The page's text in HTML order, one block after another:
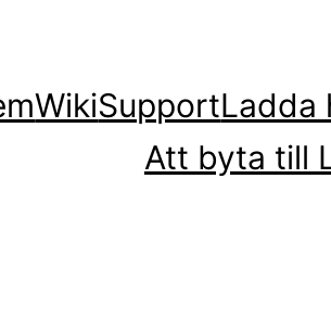
WikiSupportLadda
Att byta till